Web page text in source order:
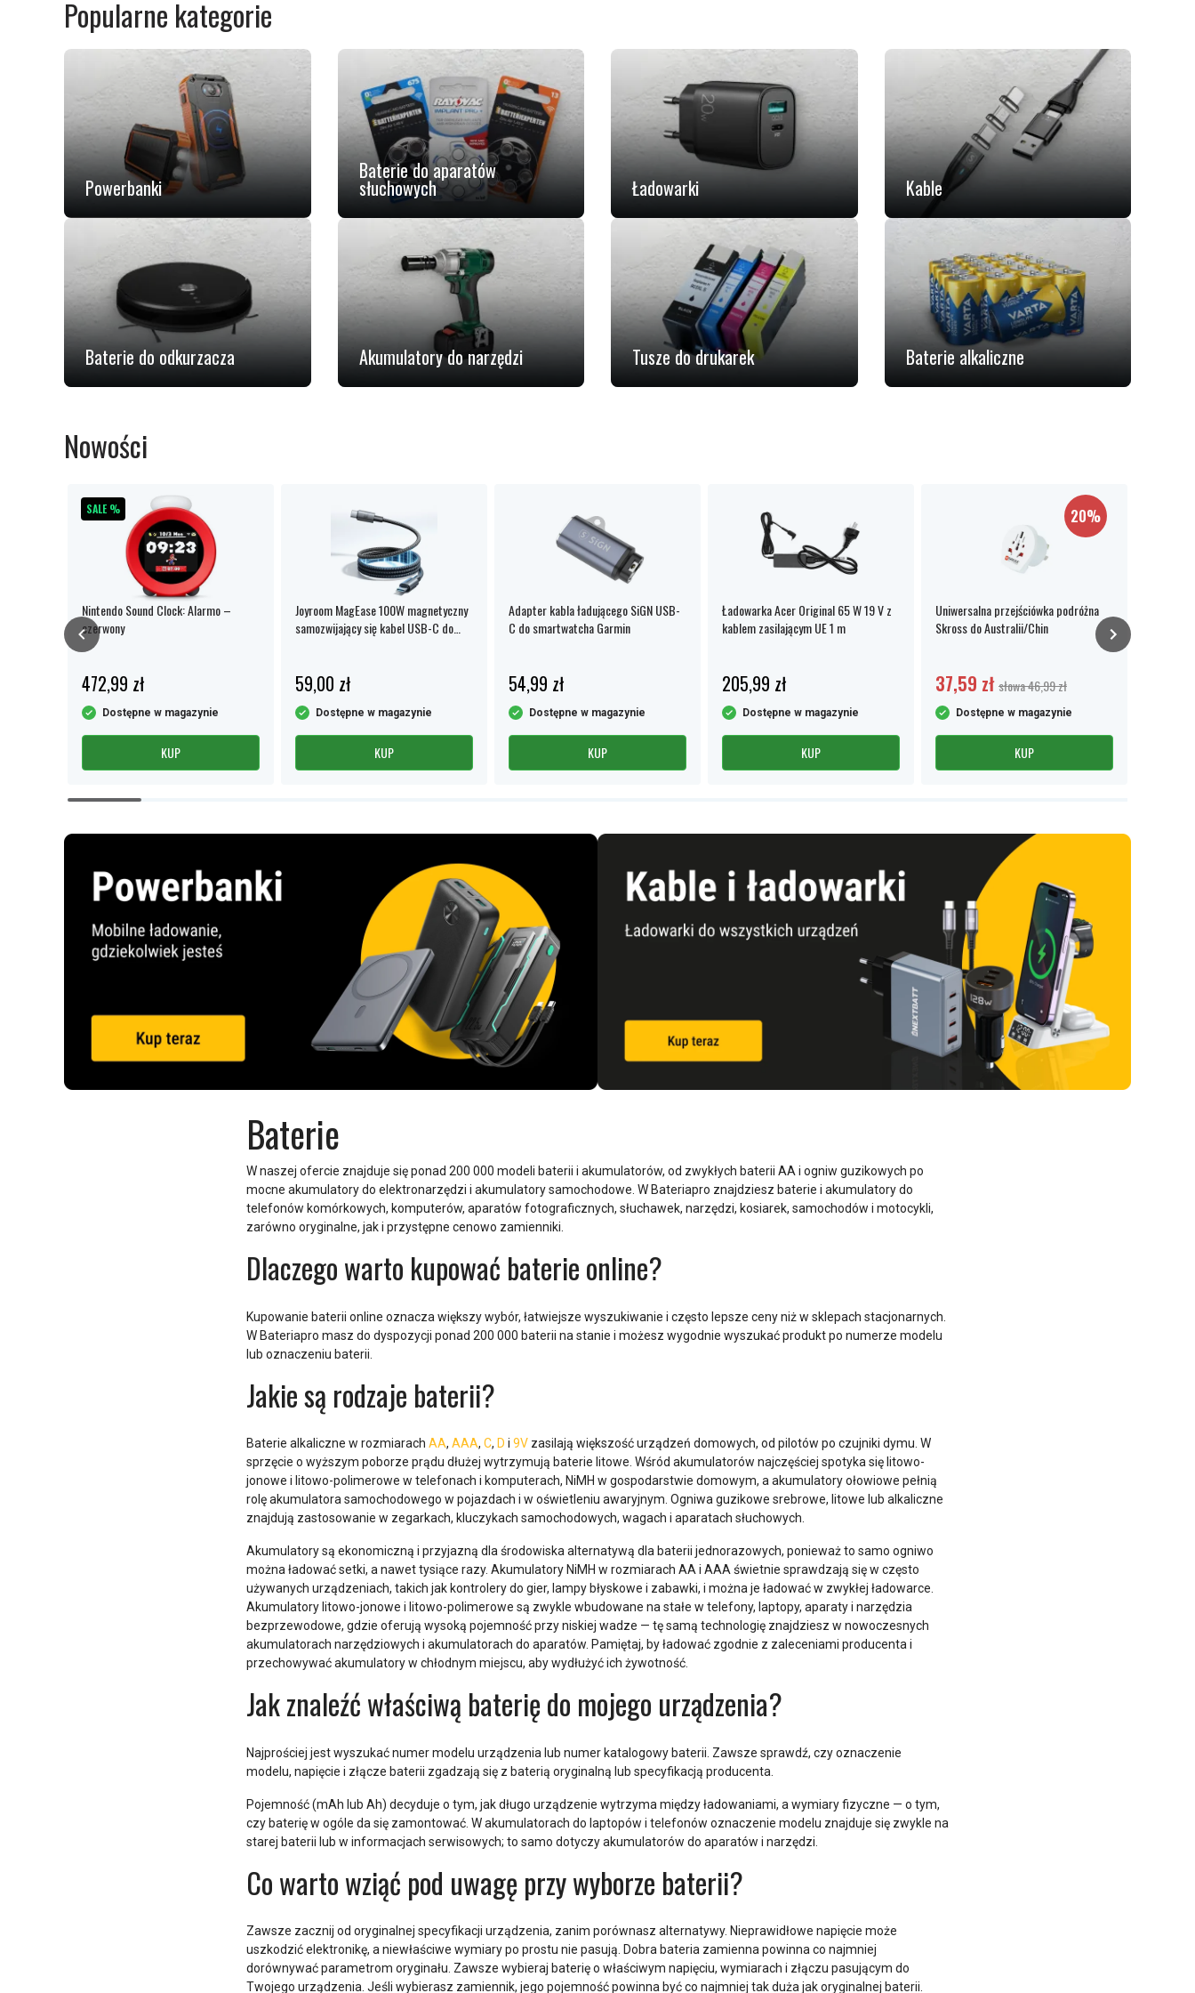
Popularne kategorie
Powerbanki
Baterie do aparatów
słuchowych Ładowarki Kable
Baterie do odkurzacza Akumulatory do narzędzi Tusze do drukarek Baterie alkaliczne
Nowości
SALE %
Nintendo Sound Clock: Alarmo –
czerwony
472,99 zł
Dostępne w magazynie
KUP
Joyroom MagEase 100W magnetyczny
samozwijający się kabel USB-C do
59,00 zł
Dostępne w magazynie
KUP
Adapter kabla ładującego SiGN USB-
C do smartwatcha Garmin
54,99 zł
Dostępne w magazynie
KUP
Ładowarka Acer Original 65 W 19 V z
kablem zasilającym UE 1 m
205,99 zł
Dostępne w magazynie
KUP
20%
Uniwersalna przejściówka podróżna
Skross do Australii/Chin
37,59 zł słowa 46,99 zł
Dostępne w magazynie
KUP
Item
of
Baterie
W naszej ofercie znajduje się ponad 200 000 modeli baterii i akumulatorów, od zwykłych baterii AA i ogniw guzikowych po
mocne akumulatory do elektronarzędzi i akumulatory samochodowe. W Bateriapro znajdziesz baterie i akumulatory do
telefonów komórkowych, komputerów, aparatów fotograficznych, słuchawek, narzędzi, kosiarek, samochodów i motocykli,
zarówno oryginalne, jak i przystępne cenowo zamienniki.
Dlaczego warto kupować baterie online?
Kupowanie baterii online oznacza większy wybór, łatwiejsze wyszukiwanie i często lepsze ceny niż w sklepach stacjonarnych.
W Bateriapro masz do dyspozycji ponad 200 000 baterii na stanie i możesz wygodnie wyszukać produkt po numerze modelu
lub oznaczeniu baterii.
Jakie są rodzaje baterii?
Baterie alkaliczne w rozmiarach AA, AAA, C, D i 9V zasilają większość urządzeń domowych, od pilotów po czujniki dymu. W
sprzęcie o wyższym poborze prądu dłużej wytrzymują baterie litowe. Wśród akumulatorów najczęściej spotyka się litowo-
jonowe i litowo-polimerowe w telefonach i komputerach, NiMH w gospodarstwie domowym, a akumulatory ołowiowe pełnią
rolę akumulatora samochodowego w pojazdach i w oświetleniu awaryjnym. Ogniwa guzikowe srebrowe, litowe lub alkaliczne
znajdują zastosowanie w zegarkach, kluczykach samochodowych, wagach i aparatach słuchowych.
Akumulatory są ekonomiczną i przyjazną dla środowiska alternatywą dla baterii jednorazowych, ponieważ to samo ogniwo
można ładować setki, a nawet tysiące razy. Akumulatory NiMH w rozmiarach AA i AAA świetnie sprawdzają się w często
używanych urządzeniach, takich jak kontrolery do gier, lampy błyskowe i zabawki, i można je ładować w zwykłej ładowarce.
Akumulatory litowo-jonowe i litowo-polimerowe są zwykle wbudowane na stałe w telefony, laptopy, aparaty i narzędzia
bezprzewodowe, gdzie oferują wysoką pojemność przy niskiej wadze — tę samą technologię znajdziesz w nowoczesnych
akumulatorach narzędziowych i akumulatorach do aparatów. Pamiętaj, by ładować zgodnie z zaleceniami producenta i
przechowywać akumulatory w chłodnym miejscu, aby wydłużyć ich żywotność.
Jak znaleźć właściwą baterię do mojego urządzenia?
Najprościej jest wyszukać numer modelu urządzenia lub numer katalogowy baterii. Zawsze sprawdź, czy oznaczenie
modelu, napięcie i złącze baterii zgadzają się z baterią oryginalną lub specyfikacją producenta.
Pojemność (mAh lub Ah) decyduje o tym, jak długo urządzenie wytrzyma między ładowaniami, a wymiary fizyczne — o tym,
czy baterię w ogóle da się zamontować. W akumulatorach do laptopów i telefonów oznaczenie modelu znajduje się zwykle na
starej baterii lub w informacjach serwisowych; to samo dotyczy akumulatorów do aparatów i narzędzi.
Co warto wziąć pod uwagę przy wyborze baterii?
Zawsze zacznij od oryginalnej specyfikacji urządzenia, zanim porównasz alternatywy. Nieprawidłowe napięcie może
uszkodzić elektronikę, a niewłaściwe wymiary po prostu nie pasują. Dobra bateria zamienna powinna co najmniej
dorównywać parametrom oryginału. Zawsze wybieraj baterię o właściwym napięciu, wymiarach i złączu pasującym do
Twojego urządzenia. Jeśli wybierasz zamiennik, jego pojemność powinna być co najmniej tak duża jak oryginalnej baterii.